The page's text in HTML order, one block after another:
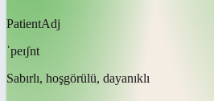
PatientAdj
ˈpeɪʃnt
Sabırlı, hoşgörülü, dayanıklı